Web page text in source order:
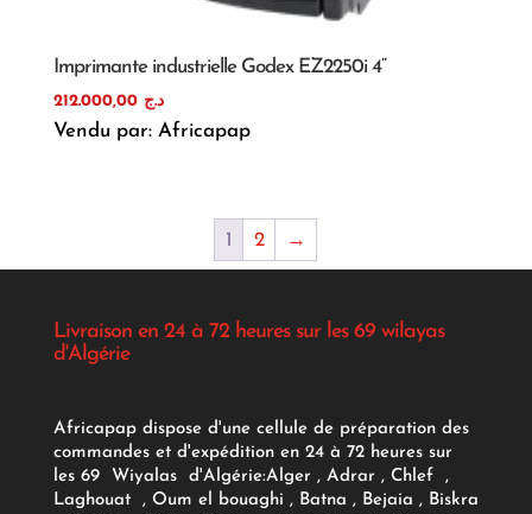
Imprimante industrielle Godex EZ2250i 4“
د.ج 212.000,00
Vendu par: Africapap
1 2 →
Livraison en 24 à 72 heures sur les 69 wilayas
d'Algérie
Africapap dispose d'une cellule de préparation des
commandes et d'expédition en 24 à 72 heures sur
les 69 Wiyalas d'Algérie:Alger , Adrar, Chlef ,
Laghouat , Oum el bouaghi , Batna , Bejaia , Biskra